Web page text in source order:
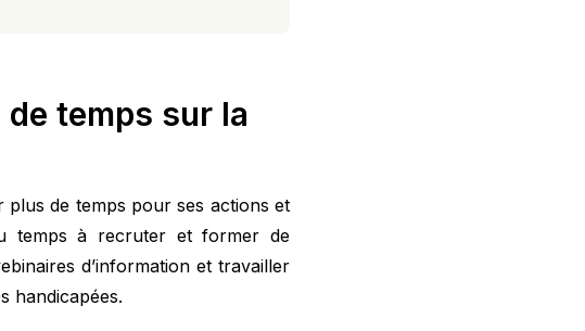
temps sur la
plus de temps pour ses actions et
temps à recruter et former de
d’information et travailler
handicapées.